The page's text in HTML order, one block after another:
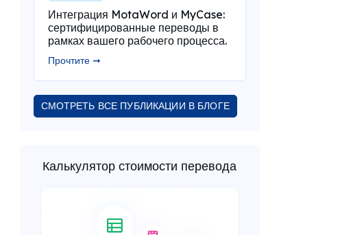
Интеграция MotaWord и MyCase:
сертифицированные переводы в
рамках вашего рабочего процесса.
Прочтите ➞
СМОТРЕТЬ ВСЕ ПУБЛИКАЦИИ В БЛОГЕ
Калькулятор стоимости перевода